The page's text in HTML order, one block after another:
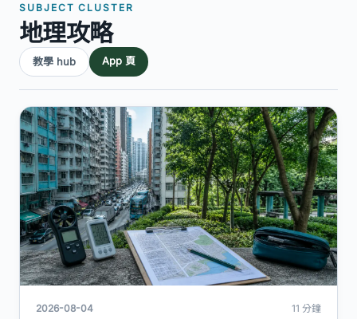
SUBJECT CLUSTER
地理攻略
教學 hub App 頁
2026-08-04 11 分鐘